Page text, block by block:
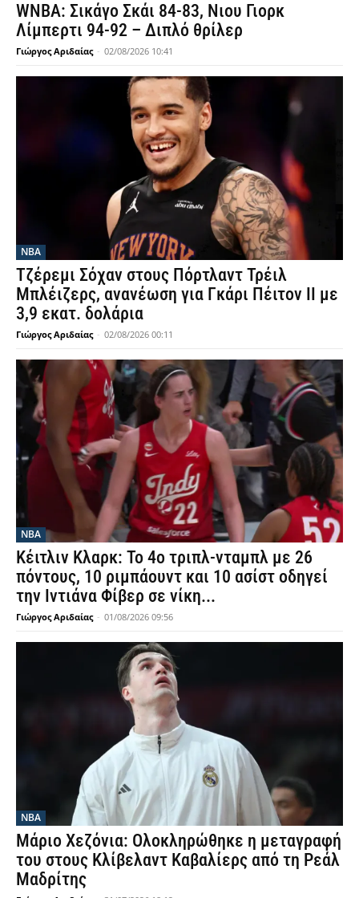
WNBA: Σικάγο Σκάι 84-83, Νιου Γιορκ
Λίμπερτι 94-92 – Διπλό θρίλερ
Γιώργος Αριδαίας - 02/08/2026 10:41
NBA
Τζέρεμι Σόχαν στους Πόρτλαντ Τρέιλ
Μπλέιζερς, ανανέωση για Γκάρι Πέιτον ΙΙ με
3,9 εκατ. δολάρια
Γιώργος Αριδαίας - 02/08/2026 00:11
NBA
Κέιτλιν Κλαρκ: Το 4ο τριπλ-νταμπλ με 26
πόντους, 10 ριμπάουντ και 10 ασίστ οδηγεί
την Ιντιάνα Φίβερ σε νίκη...
Γιώργος Αριδαίας - 01/08/2026 09:56
NBA
Μάριο Χεζόνια: Ολοκληρώθηκε η μεταγραφή
του στους Κλίβελαντ Καβαλίερς από τη Ρεάλ
Μαδρίτης